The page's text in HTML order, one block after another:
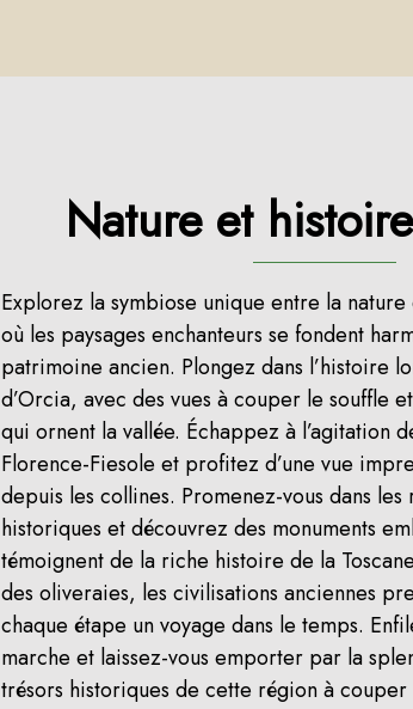
Nature et
Explorez la symbiose unique entre la nature
où les paysages enchanteurs se fondent
patrimoine ancien. Plongez dans l’histoire
d’Orcia, avec des vues à couper le souffle
qui ornent la vallée. Échappez à l’agitation
Florence-Fiesole et profitez d’une vue
depuis les collines. Promenez-vous dans les
historiques et découvrez des monuments
témoignent de la riche histoire de la
des oliveraies, les civilisations anciennes
chaque étape un voyage dans le temps.
marche et laissez-vous emporter par la
trésors historiques de cette région à couper